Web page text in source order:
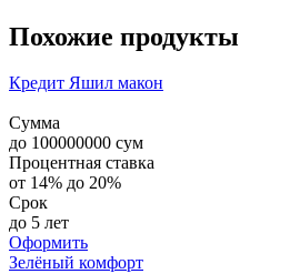
Похожие продукты
Кредит Яшил макон
Сумма
до 100000000 сум
Процентная ставка
от 14% до 20%
Срок
до 5 лет
Оформить
Зелёный комфорт